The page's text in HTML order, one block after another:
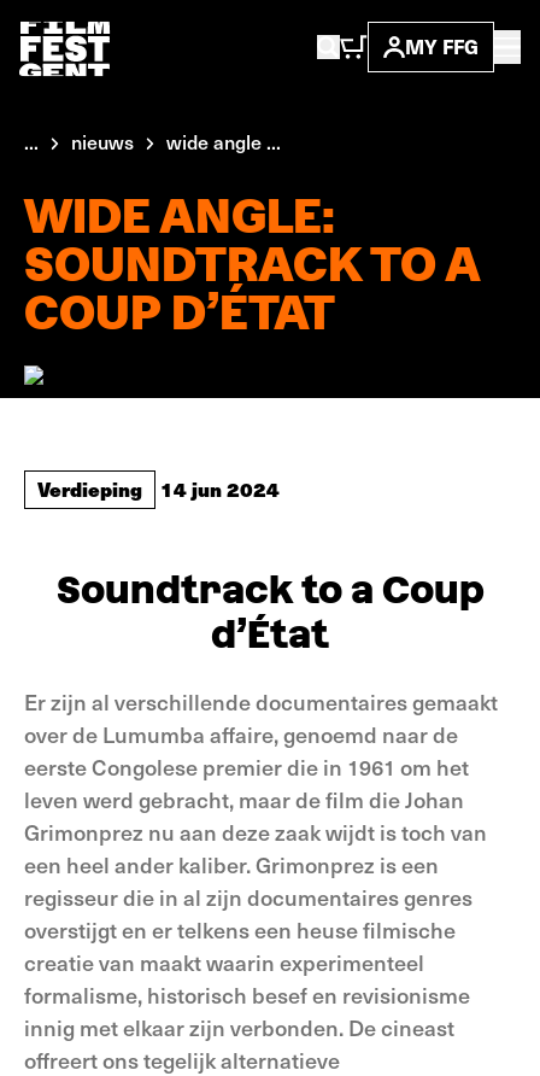
MY FFG
... nieuws wide angle ...
WIDE ANGLE:
SOUNDTRACK TO A
COUP D’ÉTAT
Verdieping 14 jun 2024
Soundtrack to a Coup
d’État
Er zijn al verschillende documentaires gemaakt
over de Lumumba affaire, genoemd naar de
eerste Congolese premier die in 1961 om het
leven werd gebracht, maar de film die Johan
Grimonprez nu aan deze zaak wijdt is toch van
een heel ander kaliber. Grimonprez is een
regisseur die in al zijn documentaires genres
overstijgt en er telkens een heuse filmische
creatie van maakt waarin experimenteel
formalisme, historisch besef en revisionisme
innig met elkaar zijn verbonden. De cineast
offreert ons tegelijk alternatieve